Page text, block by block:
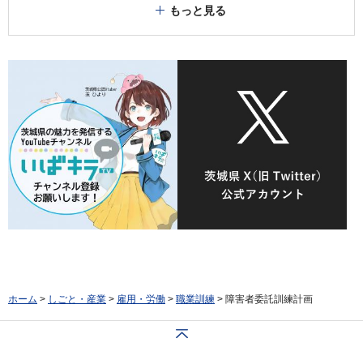
もっと見る
ホーム > しごと・産業 > 雇用・労働 > 職業訓練 > 障害者委託訓練計画